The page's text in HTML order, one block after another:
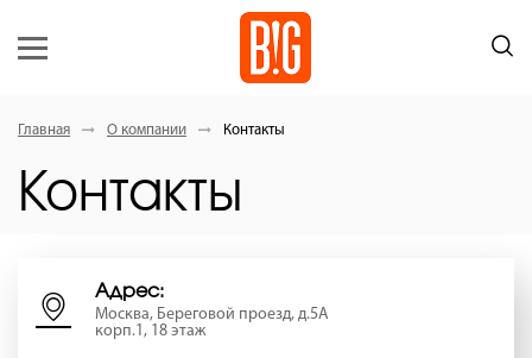
Главная О компании Контакты
Контакты
Адрес:
Москва, Береговой проезд, д.5А
корп.1, 18 этаж